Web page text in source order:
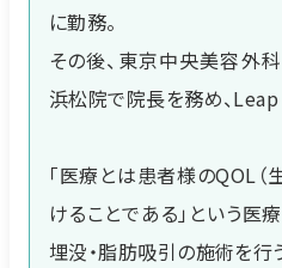
に勤務。
その後、東京中央美容外
浜松院で院長を務め、
「医療とは患者様のQOL
けることである」という医
埋没・脂肪吸引の施術を行